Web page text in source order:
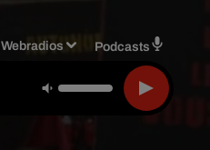
Webradios Podcasts